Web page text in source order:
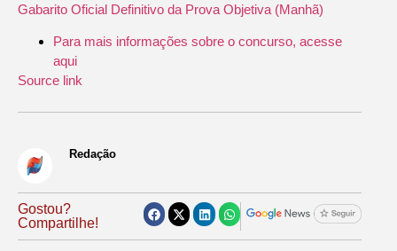
Gabarito Oficial Definitivo da Prova Objetiva (Manhã)
Para mais informações sobre o concurso, acesse
aqui
Source link
Redação
Gostou?
Compartilhe!